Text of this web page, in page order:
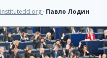
institutedd.org · Павло Лодин